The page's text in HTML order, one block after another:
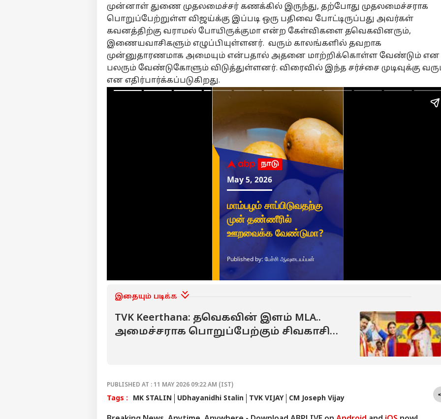
முன்னாள் துணை முதலமைச்சர் கணக்கில் இருந்து, தற்போது முதலமைச்சராக
பொறுப்பேற்றுள்ள விஜய்க்கு இப்படி ஒரு பதிவை போட்டிருப்பது அவர்கள்
கவனத்திற்கு வராமல் போயிருக்குமா என்ற கேள்விகளை தவெகவினரும்,
இணையவாசிகளும் எழுப்பியுள்ளனர். வரும் காலங்களில் தவறாக
முன்னுதாரணமாக அமையும் என்பதால் அதனை மாற்றிக்கொள்ள வேண்டும் என
பலரும் வேண்டுகோளும் விடுத்துள்ளனர். விரைவில் இந்த சர்ச்சை முடிவுக்கு
என எதிர்பார்க்கப்படுகிறது.
இதையும் படிக்க
TVK Keerthana: தவெகவின் இளம் MLA..
அமைச்சராக பொறுப்பேற்கும் சிவகாசி
PUBLISHED AT : 11 MAY 2026 09:22 AM (IST)
Tags : MK STALIN UDhayanidhi Stalin TVK VIJAY CM Joseph Vijay